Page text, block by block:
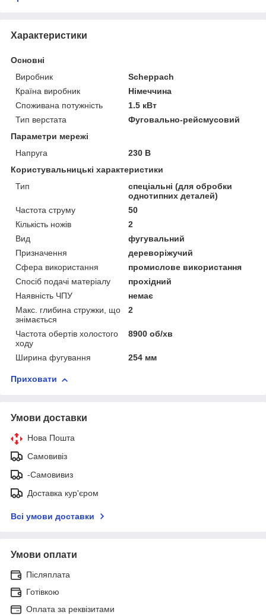
Характеристики
Основні
Виробник
Scheppach
Країна виробник
Німеччина
Споживана потужність
1.5 кВт
Тип верстата
Фуговально-рейсмусовий
Параметри мережі
Напруга
230 В
Користувальницькі характеристики
Тип
спеціальні (для обробки
однотипних деталей)
Частота струму
50
Кількість ножів
2
Вид
фугувальний
Призначення
дереворіжучий
Сфера використання
промислове використання
Спосіб подачі матеріалу
прохідний
Наявність ЧПУ
немає
Макс. глибина стружки, що
знімається
2
Частота обертів холостого
ходу
8900 об/хв
Ширина фугування 254 мм
Приховати
Умови доставки
Нова Пошта
Самовивіз
-Самовивиз
Доставка кур'єром
Всі умови доставки
Умови оплати
Післяплата
Готівкою
Оплата за реквізитами